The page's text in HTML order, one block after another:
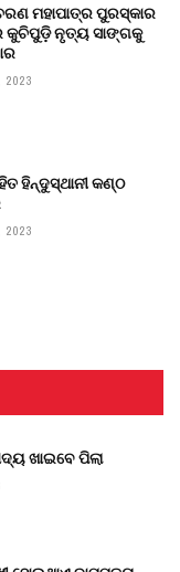
ମହାପାତ୍ର ପୁରସ୍କାର
କୁଚିପୁଡ଼ି ନୃତ୍ୟ ସାଙ୍ଗକୁ
2023
ହିନ୍ଦୁସ୍ଥାନୀ କଣ୍ଠ
2023
ଖାଇବେ ପିଲା